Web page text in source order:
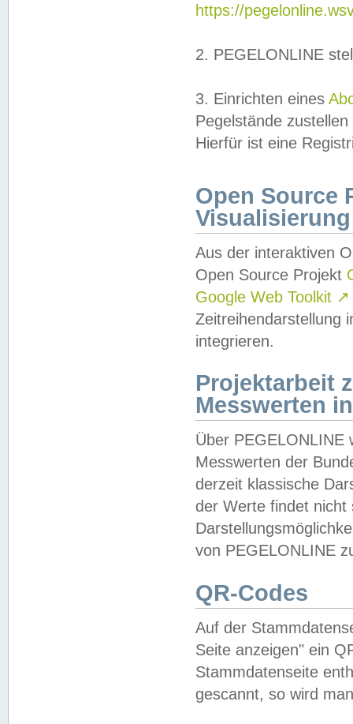
https://
2. PEGELONLINE
3. Einrichten eines
Pegelstände
Hierfür ist eine
Open Source
Visualisierung
Aus der interaktiven
Open Source Projekt
Google Web Toolkit ↗
Zeitreihendarstellung
integrieren.
Projektarbeit
Messwerten
Über PEGELONLINE
Messwerten der
derzeit klassische
der Werte findet
von PEGELONLINE
QR-Codes
Auf der
Seite anzeigen" ein
Stammdatenseite
gescannt, so wird